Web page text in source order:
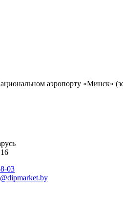
аэропорту «Минск»
03